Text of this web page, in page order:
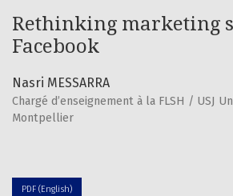
Rethinking marketing
Facebook
Nasri MESSARRA
Chargé d’enseignement à la FLSH / USJ
Montpellier
PDF (English)